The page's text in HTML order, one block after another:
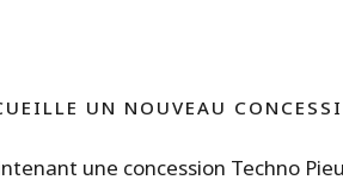
UN NOUVEAU
une concession Techno